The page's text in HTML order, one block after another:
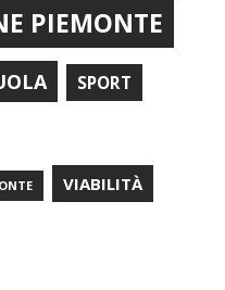
PIEMONTE
SPORT
VIABILITÀ